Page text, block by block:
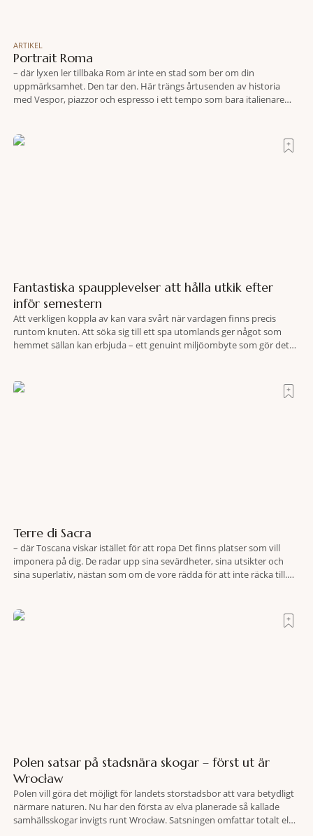
ARTIKEL
Portrait Roma
– där lyxen ler tillbaka Rom är inte en stad som ber om din
uppmärksamhet. Den tar den. Här trängs årtusenden av historia
med Vespor, piazzor och espresso i ett tempo som bara italienare
Fantastiska spaupplevelser att hålla utkik efter
inför semestern
Att verkligen koppla av kan vara svårt när vardagen finns precis
runtom knuten. Att söka sig till ett spa utomlands ger något som
hemmet sällan kan erbjuda – ett genuint miljöombyte som gör det
Terre di Sacra
– där Toscana viskar istället för att ropa Det finns platser som vill
imponera på dig. De radar upp sina sevärdheter, sina utsikter och
sina superlativ, nästan som om de vore rädda för att inte räcka till.
Polen satsar på stadsnära skogar – först ut är
Wrocław
Polen vill göra det möjligt för landets storstadsbor att vara betydligt
närmare naturen. Nu har den första av elva planerade så kallade
samhällsskogar invigts runt Wrocław. Satsningen omfattar totalt elva